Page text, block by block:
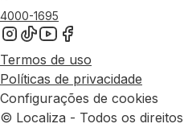
4000-1695
Termos de uso
Políticas de privacidade
Configurações de cookies
© Localiza - Todos os